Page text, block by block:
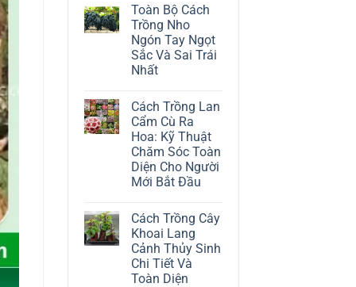
Kỹ
Thuật
Chăm
Sóc
Lá
Bạc
Tinh
bình
luận
Cách
Trồng
Địa
Lan
Hướng
Dẫn
Chi
Tiết
Trồng
Và
Chăm
Sóc
A-
Toàn Bộ Cách
Trồng Nho
Ngón Tay Ngọt
Sắc Và Sai Trái
Nhất
bình
luận
ở
Toàn
Bộ
Cách
Trồng
Nho
Ngón
Sắc
Và
Sai
Trái
Nhất
Cách Trồng Lan
Cẩm Cù Ra
Hoa: Kỹ Thuật
Chăm Sóc Toàn
Diện Cho Người
Mới Bắt Đầu
bình
luận
ở
Cách
Trồng
Lan
Cẩm
Cách Trồng Cây
Khoai Lang
Cảnh Thủy Sinh
Chi Tiết Và
Toàn Diện